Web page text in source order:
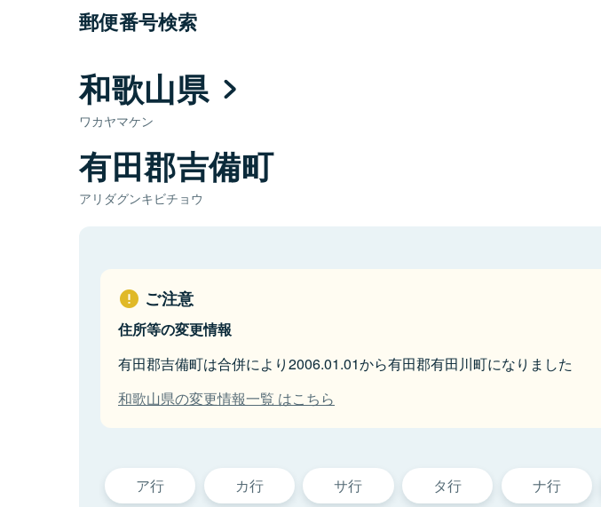
郵便番号検索
和歌山県
ワカヤマケン
有田郡吉備町
アリダグンキビチョウ
ご注意
住所等の変更情報
有田郡吉備町は合併により2006.01.01から有田郡有田川町になりました
和歌山県の変更情報一覧 はこちら
ア行 カ行 サ行 タ行 ナ行